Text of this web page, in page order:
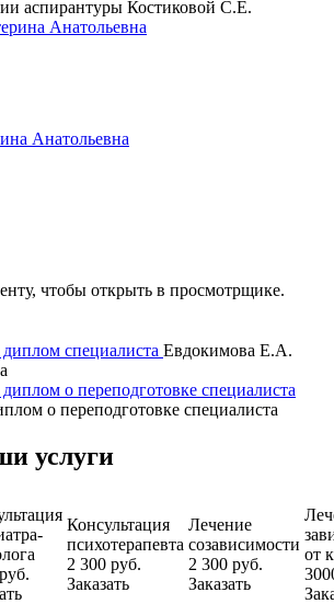
аспирантуры Костиковой С.Е.
Анатольевна
чтобы открыть в просмотрщике.
Евдокимова Е.А.
о переподготовке специалиста
услуги
Консультация
психотерапевта
2 300 руб.
Заказать
Лечение
созависимости
2 300 руб.
Заказать
от